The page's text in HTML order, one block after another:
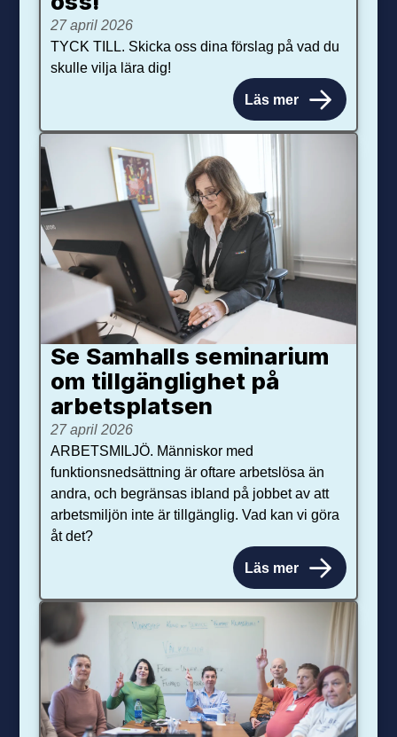
27 april 2026
TYCK TILL. Skicka oss dina förslag på vad du
skulle vilja lära dig!
Läs mer
Se Samhalls seminarium
om tillgänglighet på
arbetsplatsen
27 april 2026
ARBETSMILJÖ. Människor med
funktionsnedsättning är oftare arbetslösa än
andra, och begränsas ibland på jobbet av att
arbetsmiljön inte är tillgänglig. Vad kan vi göra
åt det?
Läs mer